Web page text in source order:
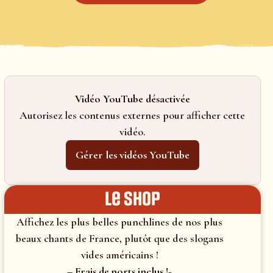
Vidéo YouTube désactivée
Autorisez les contenus externes pour afficher cette
vidéo.
Gérer les vidéos YouTube
le shop
Affichez les plus belles punchlines de nos plus
beaux chants de France, plutôt que des slogans
vides américains !